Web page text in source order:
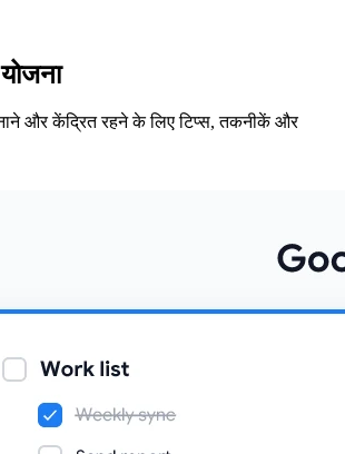
और केंद्रित रहने के लिए टिप्स, तकनीकें और